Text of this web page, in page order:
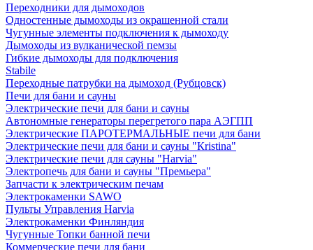
Переходники для дымоходов
Одностенные дымоходы из окрашенной стали
Чугунные элементы подключения к дымоходу
Дымоходы из вулканической пемзы
Гибкие дымоходы для подключения
Stabile
Переходные патрубки на дымоход (Рубцовск)
Печи для бани и сауны
Электрические печи для бани и сауны
Автономные генераторы перегретого пара АЭГПП
Электрические ПАРОТЕРМАЛЬНЫЕ печи для бани
Электрические печи для бани и сауны "Кristina"
Электрические печи для сауны "Harvia"
Электропечь для бани и сауны "Премьера"
Запчасти к электрическим печам
Электрокаменки SAWO
Пульты Управления Harvia
Электрокаменки Финляндия
Чугунные Топки банной печи
Коммерческие печи для бани